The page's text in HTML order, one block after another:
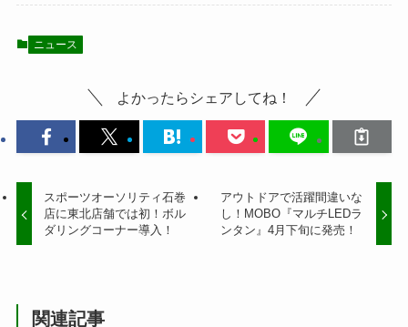
ニュース
よかったらシェアしてね！
スポーツオーソリティ石巻
店に東北店舗では初！ボル
ダリングコーナー導入！
アウトドアで活躍間違いな
し！MOBO『マルチLEDラ
ンタン』4月下旬に発売！
関連記事